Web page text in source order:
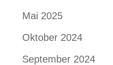
Mai 2025
Oktober 2024
September 2024